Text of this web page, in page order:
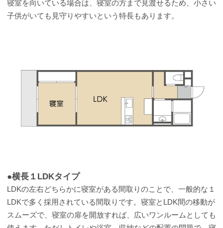
寝室を向いている場合は、寝室の方まで見渡せるため、小さい
子供がいても見守りやすいという特長もあります。
●横長１LDKタイプ
LDKの左右どちらかに寝室がある間取りのことで、一般的な１
LDKで多く採用されている間取りです。寝室とLDK間の移動が
スムーズで、寝室の扉を開放すれば、広いワンルームとしても